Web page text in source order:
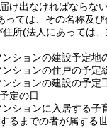
け出なければならない
っては、その名称及び
住所(法人にあっては
ションの建設予定地
ションの住戸の予定
ションの建設の予定
定の日
ションに入居する子
るまでの者が属する